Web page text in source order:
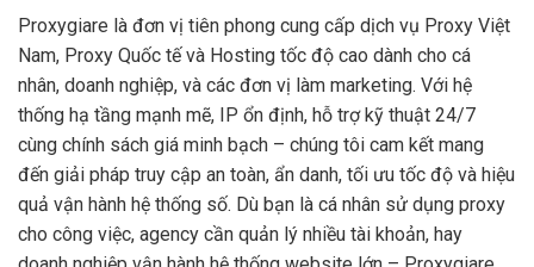
Proxygiare là đơn vị tiên phong cung cấp dịch vụ Proxy Việt
Nam, Proxy Quốc tế và Hosting tốc độ cao dành cho cá
nhân, doanh nghiệp, và các đơn vị làm marketing. Với hệ
thống hạ tầng mạnh mẽ, IP ổn định, hỗ trợ kỹ thuật 24/7
cùng chính sách giá minh bạch – chúng tôi cam kết mang
đến giải pháp truy cập an toàn, ẩn danh, tối ưu tốc độ và hiệu
quả vận hành hệ thống số. Dù bạn là cá nhân sử dụng proxy
cho công việc, agency cần quản lý nhiều tài khoản, hay